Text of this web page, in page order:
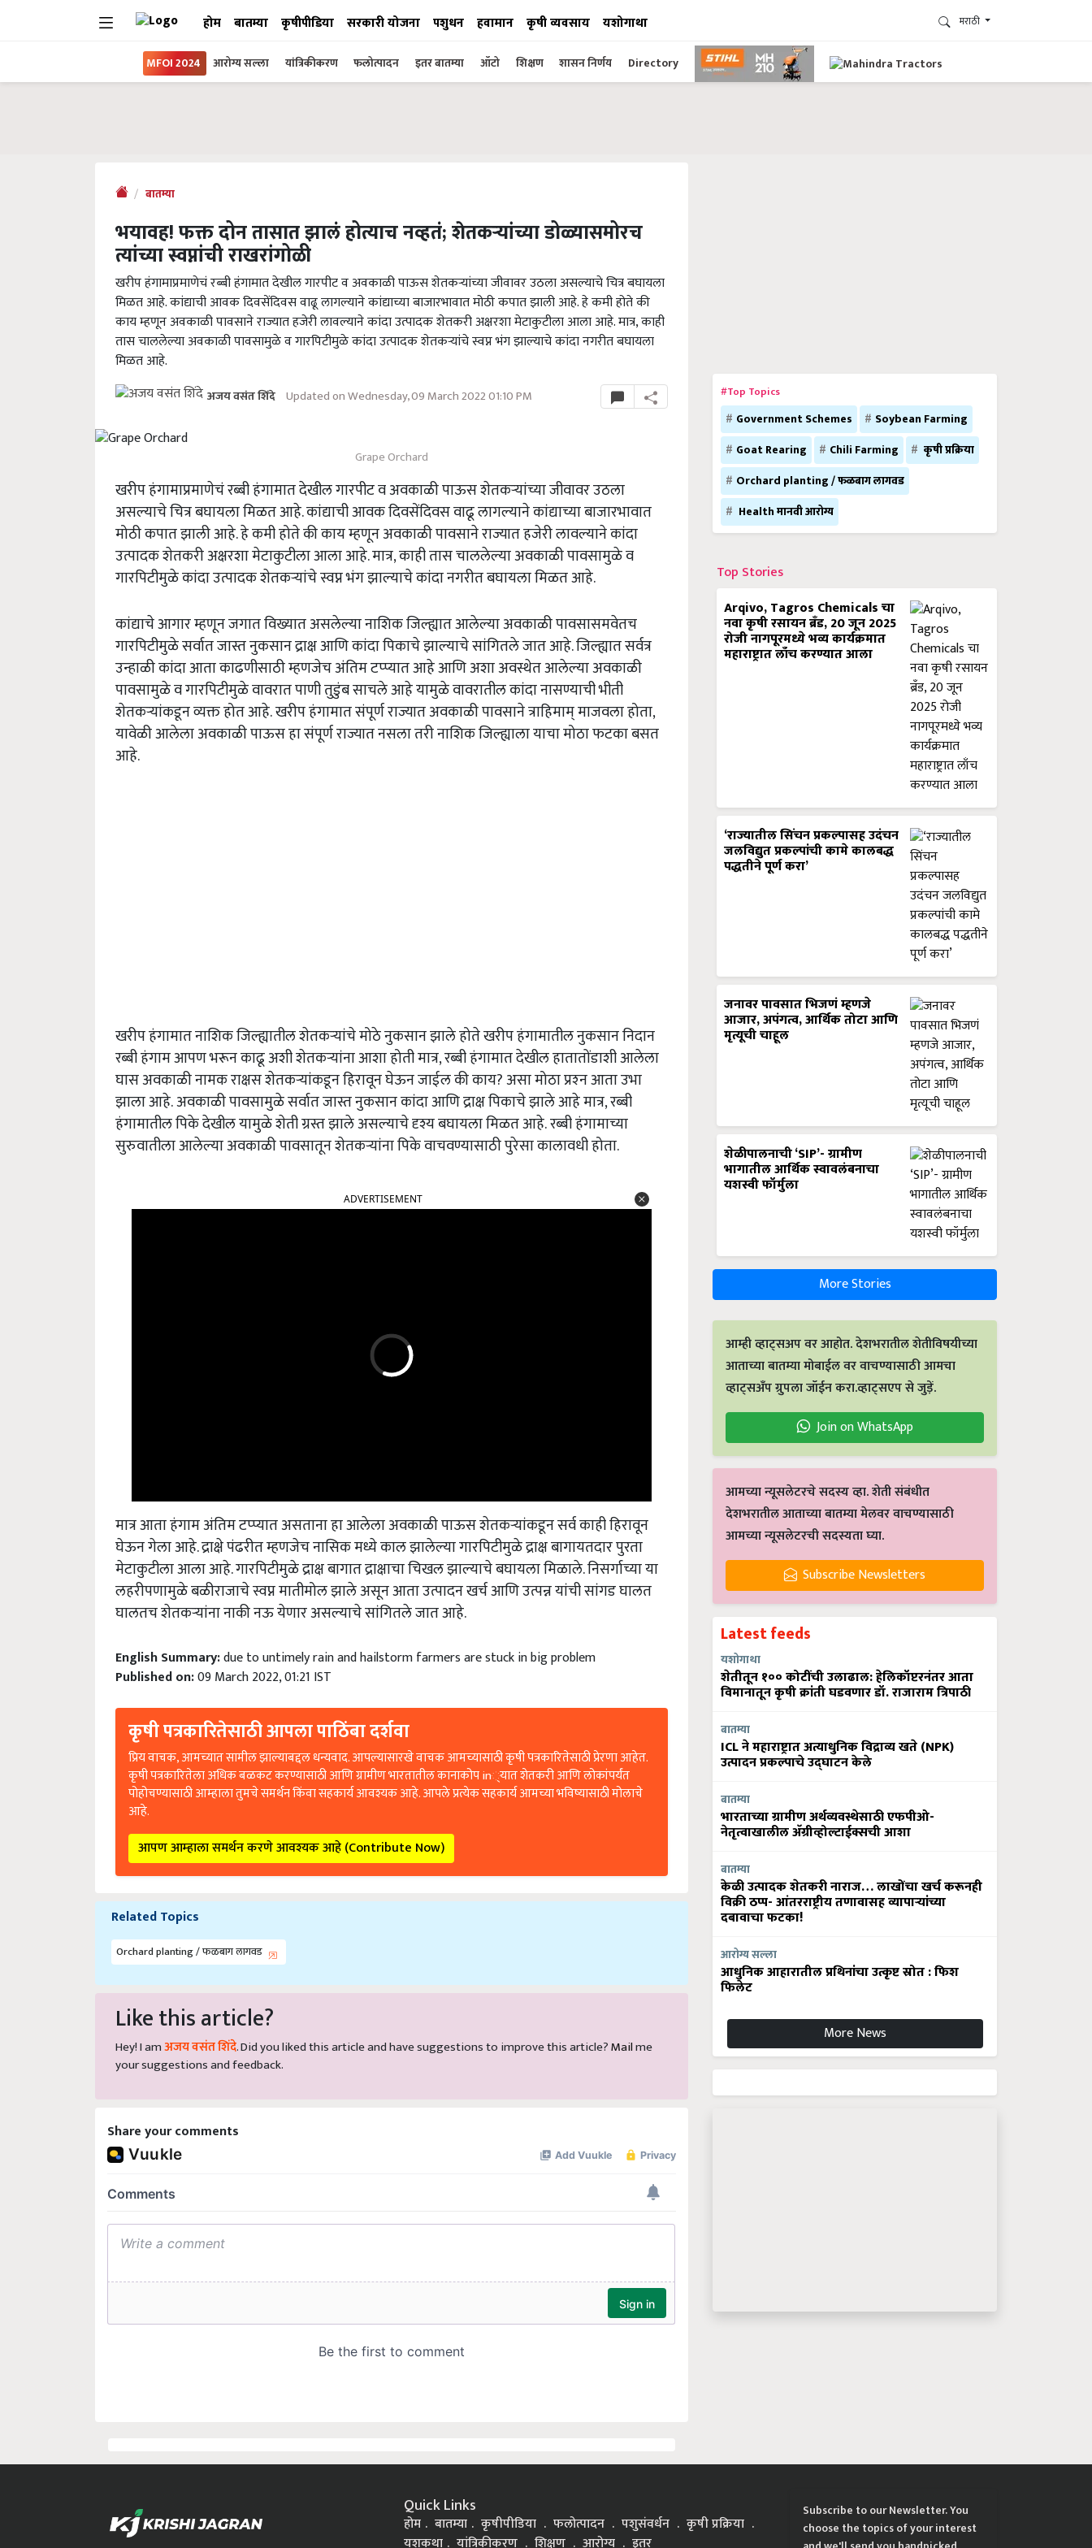
होम बातम्या कृषीपीडिया सरकारी योजना पशुधन हवामान कृषी व्यवसाय यशोगाथा मराठी
MFOI 2024 आरोग्य सल्ला यांत्रिकीकरण फलोत्पादन इतर बातम्या ऑटो शिक्षण शासन निर्णय Directory
बातम्या
भयावह! फक्त दोन तासात झालं होत्याच नव्हतं; शेतकऱ्यांच्या डोळ्यासमोरच
त्यांच्या स्वप्नांची राखरांगोळी
खरीप हंगामाप्रमाणेचं रब्बी हंगामात देखील गारपीट व अवकाळी पाऊस शेतकऱ्यांच्या जीवावर उठला असल्याचे चित्र बघायला
मिळत आहे. कांद्याची आवक दिवसेंदिवस वाढू लागल्याने कांद्याच्या बाजारभावात मोठी कपात झाली आहे. हे कमी होते की
काय म्हणून अवकाळी पावसाने राज्यात हजेरी लावल्याने कांदा उत्पादक शेतकरी अक्षरशा मेटाकुटीला आला आहे. मात्र, काही
तास चाललेल्या अवकाळी पावसामुळे व गारपिटीमुळे कांदा उत्पादक शेतकऱ्यांचे स्वप्न भंग झाल्याचे कांदा नगरीत बघायला
मिळत आहे.
अजय वसंत शिंदे Updated on Wednesday, 09 March 2022 01:10 PM
Grape Orchard
खरीप हंगामाप्रमाणेचं रब्बी हंगामात देखील गारपीट व अवकाळी पाऊस शेतकऱ्यांच्या जीवावर उठला
असल्याचे चित्र बघायला मिळत आहे. कांद्याची आवक दिवसेंदिवस वाढू लागल्याने कांद्याच्या बाजारभावात
मोठी कपात झाली आहे. हे कमी होते की काय म्हणून अवकाळी पावसाने राज्यात हजेरी लावल्याने कांदा
उत्पादक शेतकरी अक्षरशा मेटाकुटीला आला आहे. मात्र, काही तास चाललेल्या अवकाळी पावसामुळे व
गारपिटीमुळे कांदा उत्पादक शेतकऱ्यांचे स्वप्न भंग झाल्याचे कांदा नगरीत बघायला मिळत आहे.
कांद्याचे आगार म्हणून जगात विख्यात असलेल्या नाशिक जिल्ह्यात आलेल्या अवकाळी पावसासमवेतच
गारपिटीमुळे सर्वात जास्त नुकसान द्राक्ष आणि कांदा पिकाचे झाल्याचे सांगितले जात आहे. जिल्ह्यात सर्वत्र
उन्हाळी कांदा आता काढणीसाठी म्हणजेच अंतिम टप्प्यात आहे आणि अशा अवस्थेत आलेल्या अवकाळी
पावसामुळे व गारपिटीमुळे वावरात पाणी तुडुंब साचले आहे यामुळे वावरातील कांदा नासण्याची भीती
शेतकऱ्यांकडून व्यक्त होत आहे.खरीप हंगामात संपूर्ण राज्यात अवकाळी पावसाने त्राहिमाम् माजवला होता,
यावेळी आलेला अवकाळी पाऊस हा संपूर्ण राज्यात नसला तरी नाशिक जिल्ह्याला याचा मोठा फटका बसत
आहे.
खरीप हंगामात नाशिक जिल्ह्यातील शेतकऱ्यांचे मोठे नुकसान झाले होते खरीप हंगामातील नुकसान निदान
रब्बी हंगाम आपण भरून काढू अशी शेतकर्‍यांना आशा होती मात्र, रब्बी हंगामात देखील हातातोंडाशी आलेला
घास अवकाळी नामक राक्षस शेतकऱ्यांकडून हिरावून घेऊन जाईल की काय? असा मोठा प्रश्‍न आता उभा
झाला आहे.अवकाळी पावसामुळे सर्वात जास्त नुकसान कांदा आणि द्राक्ष पिकाचे झाले आहे मात्र, रब्बी
हंगामातील पिके देखील यामुळे शेती ग्रस्त झाले असल्याचे दृश्य बघायला मिळत आहे.रब्बी हंगामाच्या
सुरुवातीला आलेल्या अवकाळी पावसातून शेतकऱ्यांना पिके वाचवण्यासाठी पुरेसा कालावधी होता.
मात्र आता हंगाम अंतिम टप्प्यात असताना हा आलेला अवकाळी पाऊस शेतकऱ्यांकडून सर्व काही हिरावून
घेऊन गेला आहे. द्राक्षे पंढरीत म्हणजेच नासिक मध्ये काल झालेल्या गारपिटीमुळे द्राक्ष बागायतदार पुरता
मेटाकुटीला आला आहे. गारपिटीमुळे द्राक्ष बागात द्राक्षाचा चिखल झाल्याचे बघायला मिळाले. निसर्गाच्या या
लहरीपणामुळे बळीराजाचे स्वप्न मातीमोल झाले असून आता उत्पादन खर्च आणि उत्पन्न यांची सांगड घालत
घालतच शेतकऱ्यांना नाकी नऊ येणार असल्याचे सांगितले जात आहे.
English Summary: due to untimely rain and hailstorm farmers are stuck in big problem
Published on:09 March 2022, 01:21 IST
कृषी पत्रकारितेसाठी आपला पाठिंबा दर्शवा
प्रिय वाचक, आमच्यात सामील झाल्याबद्दल धन्यवाद. आपल्यासारखे वाचक आमच्यासाठी कृषी पत्रकारितेसाठी प्रेरणा आहेत.
कृषी पत्रकारितेला अधिक बळकट करण्यासाठी आणि ग्रामीण भारतातील कानाकोप in्यात शेतकरी आणि लोकांपर्यंत
पोहोचण्यासाठी आम्हाला तुमचे समर्थन किंवा सहकार्य आवश्यक आहे. आपले प्रत्येक सहकार्य आमच्या भविष्यासाठी मोलाचे
आहे.
आपण आम्हाला समर्थन करणे आवश्यक आहे (Contribute Now)
Related Topics
Orchard planting / फळबाग लागवड
Like this article?
Hey! I am अजय वसंत शिंदे . Did you liked this article and have suggestions to improve this article? Mail
your suggestions and feedback.
Share your comments
#Top Topics
Government Schemes
Soybean Farming
Goat Rearing
Chili Farming
कृषी प्रक्रिया
Orchard planting / फळबाग लागवड
Health मानवी आरोग्य
Top Stories
Arqivo, Tagros Chemicals चा
नवा कृषी रसायन ब्रँड, 20 जून 2025
रोजी नागपूरमध्ये भव्य कार्यक्रमात
महाराष्ट्रात लाँच करण्यात आला
‘राज्यातील सिंचन प्रकल्पासह उदंचन
जलविद्युत प्रकल्पांची कामे कालबद्ध
पद्धतीने पूर्ण करा’
जनावर पावसात भिजणं म्हणजे
आजार, अपंगत्व, आर्थिक तोटा आणि
मृत्यूची चाहूल
शेळीपालनाची ‘SIP’- ग्रामीण
भागातील आर्थिक स्वावलंबनाचा
यशस्वी फॉर्मुला
More Stories
आम्ही व्हाट्सअप वर आहोत. देशभरातील शेतीविषयीच्या
आताच्या बातम्या मोबाईल वर वाचण्यासाठी आमचा
व्हाट्सअँप ग्रुपला जॉईन करा.व्हाट्सएप से जुड़ें.
Join on WhatsApp
आमच्या न्यूसलेटरचे सदस्य व्हा. शेती संबंधीत
देशभरातील आताच्या बातम्या मेलवर वाचण्यासाठी
आमच्या न्यूसलेटरची सदस्यता घ्या.
Subscribe Newsletters
Latest feeds
यशोगाथा
शेतीतून १०० कोटींची उलाढाल: हेलिकॉप्टरनंतर आता
विमानातून कृषी क्रांती घडवणार डॉ. राजाराम त्रिपाठी
बातम्या
ICL ने महाराष्ट्रात अत्याधुनिक विद्राव्य खते (NPK)
उत्पादन प्रकल्पाचे उद्घाटन केले
बातम्या
भारताच्या ग्रामीण अर्थव्यवस्थेसाठी एफपीओ-
नेतृत्वाखालील अ‍ॅग्रीव्होल्टाईक्सची आशा
बातम्या
केळी उत्पादक शेतकरी नाराज… लाखोंचा खर्च करूनही
विक्री ठप्प- आंतरराष्ट्रीय तणावासह व्यापाऱ्यांच्या
दबावाचा फटका!
आरोग्य सल्ला
आधुनिक आहारातील प्रथिनांचा उत्कृष्ट स्रोत : फिश
फिलेट
More News
Quick Links
होम बातम्या कृषीपीडिया फलोत्पादन पशुसंवर्धन
कृषी प्रक्रिया
यशकथा
यांत्रिकीकरण शिक्षण आरोग्य इतर
Subscribe to our Newsletter. You
choose the topics of your interest
and we'll send you handpicked